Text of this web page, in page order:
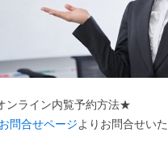
ンライン内覧予約方法★
お問合せページよりお問合せい